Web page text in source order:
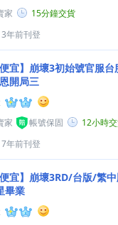
家
15分鐘交貨
3年前刊登
宜】崩壞3初始號官服
開局三
家 帳號保固
12小時
7年前刊登
便宜】崩壞3RD/台版/繁
畢業